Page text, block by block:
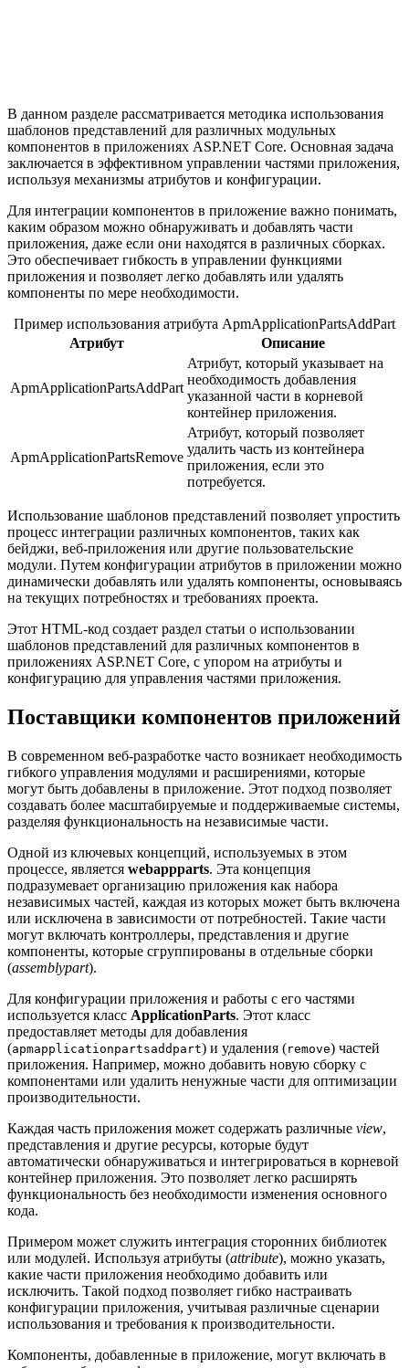
В данном разделе рассматривается методика использования
шаблонов представлений для различных модульных
компонентов в приложениях ASP.NET Core. Основная задача
заключается в эффективном управлении частями приложения,
используя механизмы атрибутов и конфигурации.
Для интеграции компонентов в приложение важно понимать,
каким образом можно обнаруживать и добавлять части
приложения, даже если они находятся в различных сборках.
Это обеспечивает гибкость в управлении функциями
приложения и позволяет легко добавлять или удалять
компоненты по мере необходимости.
Пример использования атрибута ApmApplicationPartsAddPart
Атрибут
Описание
ApmApplicationPartsAddPart
Атрибут, который указывает на
необходимость добавления
указанной части в корневой
контейнер приложения.
ApmApplicationPartsRemove
Атрибут, который позволяет
удалить часть из контейнера
приложения, если это
потребуется.
Использование шаблонов представлений позволяет упростить
процесс интеграции различных компонентов, таких как
бейджи, веб-приложения или другие пользовательские
модули. Путем конфигурации атрибутов в приложении можно
динамически добавлять или удалять компоненты, основываясь
на текущих потребностях и требованиях проекта.
Этот HTML-код создает раздел статьи о использовании
шаблонов представлений для различных компонентов в
приложениях ASP.NET Core, с упором на атрибуты и
конфигурацию для управления частями приложения.
Поставщики компонентов приложений
В современном веб-разработке часто возникает необходимость
гибкого управления модулями и расширениями, которые
могут быть добавлены в приложение. Этот подход позволяет
создавать более масштабируемые и поддерживаемые системы,
разделяя функциональность на независимые части.
Одной из ключевых концепций, используемых в этом
процессе, является webappparts. Эта концепция
подразумевает организацию приложения как набора
независимых частей, каждая из которых может быть включена
или исключена в зависимости от потребностей. Такие части
могут включать контроллеры, представления и другие
компоненты, которые сгруппированы в отдельные сборки
(assemblypart).
Для конфигурации приложения и работы с его частями
используется класс ApplicationParts. Этот класс
предоставляет методы для добавления
(apmapplicationpartsaddpart) и удаления (remove) частей
приложения. Например, можно добавить новую сборку с
компонентами или удалить ненужные части для оптимизации
производительности.
Каждая часть приложения может содержать различные view,
представления и другие ресурсы, которые будут
автоматически обнаруживаться и интегрироваться в корневой
контейнер приложения. Это позволяет легко расширять
функциональность без необходимости изменения основного
кода.
Примером может служить интеграция сторонних библиотек
или модулей. Используя атрибуты (attribute), можно указать,
какие части приложения необходимо добавить или
исключить. Такой подход позволяет гибко настраивать
конфигурации приложения, учитывая различные сценарии
использования и требования к производительности.
Компоненты, добавленные в приложение, могут включать в